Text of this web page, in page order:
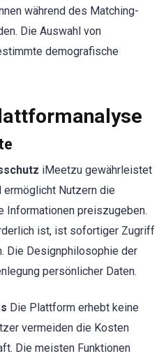
während des Matching-
Die Auswahl von
demografische
iMeetzu gewährleistet
Nutzern die
Informationen preiszugeben.
ist, ist sofortiger Zugriff
Die Designphilosophie der
persönlicher Daten.
Die Plattform erhebt keine
vermeiden die Kosten
Die meisten Funktionen